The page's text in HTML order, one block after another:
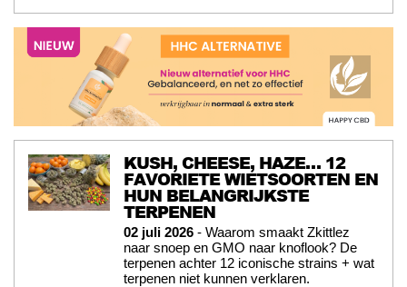
KUSH, CHEESE, HAZE… 12
FAVORIETE WIETSOORTEN EN
HUN BELANGRIJKSTE
TERPENEN
02 juli 2026 - Waarom smaakt Zkittlez
naar snoep en GMO naar knoflook? De
terpenen achter 12 iconische strains + wat
terpenen niet kunnen verklaren.